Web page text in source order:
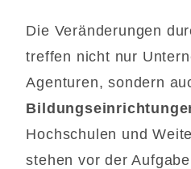
Die Veränderungen
treffen nicht nur
Agenturen, sondern
Hochschulen und
stehen vor der